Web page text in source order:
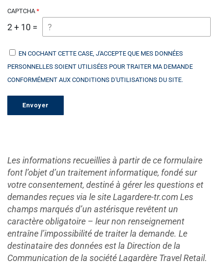
CAPTCHA
2 + 10 =
EN COCHANT CETTE CASE, J'ACCEPTE QUE MES DONNÉES
PERSONNELLES SOIENT UTILISÉES POUR TRAITER MA DEMANDE
CONFORMÉMENT AUX CONDITIONS D'UTILISATIONS DU SITE.
Les informations recueillies à partir de ce formulaire
font l’objet d’un traitement informatique, fondé sur
votre consentement, destiné à gérer les questions et
demandes reçues via le site Lagardere-tr.com Les
champs marqués d’un astérisque revêtent un
caractère obligatoire – leur non renseignement
entraîne l’impossibilité de traiter la demande. Le
destinataire des données est la Direction de la
Communication de la société Lagardère Travel Retail.